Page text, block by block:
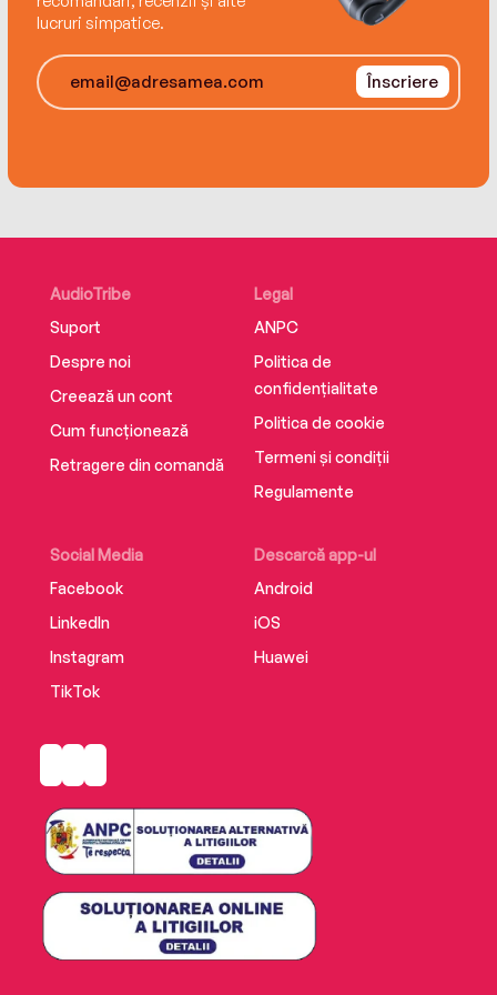
lucruri simpatice.
Înscriere
AudioTribe
Suport
Despre noi
Creează un cont
Cum funcționează
Retragere din comandă
Social Media
Facebook
LinkedIn
Instagram
TikTok
Descarcă app-ul
Android
iOS
Huawei
Legal
ANPC
Politica de
confidențialitate
Politica de cookie
Termeni și condiții
Regulamente